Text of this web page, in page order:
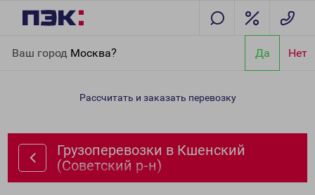
Ваш город Москва? Да Нет
(Советский р-н)
Рассчитать и заказать перевозку
Грузоперевозки в Кшенский
(Советский р-н)